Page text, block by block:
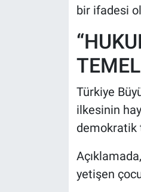
bir ifadesi
Türkiye
ilkesinin
demokratik
yetişen